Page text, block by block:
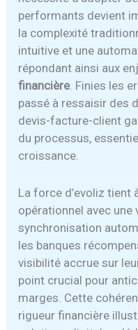
performants devient
la complexité
intuitive et une
répondant ainsi aux
financière. Finies les
passé à ressaisir des
devis-facture-client
du processus,
croissance.
La force d’evoliz tient
opérationnel avec
synchronisation
les banques
visibilité accrue sur
point crucial pour
marges. Cette
rigueur financière